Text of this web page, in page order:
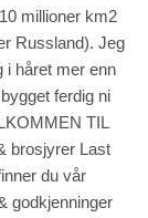
millioner km2
Russland). Jeg
i håret mer enn
ferdig ni
TIL
brosjyrer Last
du vår
godkjenninger